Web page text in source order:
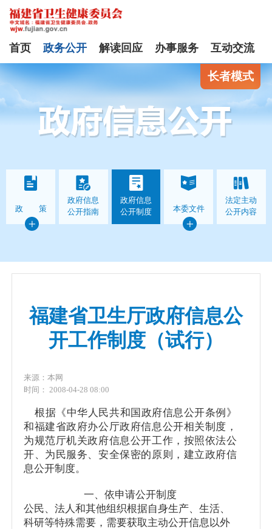
首页 政务公开 解读回应 办事服务 互动交流
长者模式
政 策
政府信息
公开指南
政府信息
公开制度
本委文件
法定主动
公开内容
福建省卫生厅政府信息公
开工作制度（试行）
来源：本网
时间： 2008-04-28 08:00
根据《中华人民共和国政府信息公开条例》
和福建省政府办公厅政府信息公开相关制度，
为规范厅机关政府信息公开工作，按照依法公
开、为民服务、安全保密的原则，建立政府信
息公开制度。
一、依申请公开制度
公民、法人和其他组织根据自身生产、生活、
科研等特殊需要，需要获取主动公开信息以外